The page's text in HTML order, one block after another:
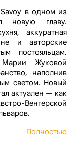
в одном из
новую главу.
аккуратная
и авторские
постояльцам.
Жуковой
наполнив
светом. Новый
актуален — как
Венгерской
Полностью